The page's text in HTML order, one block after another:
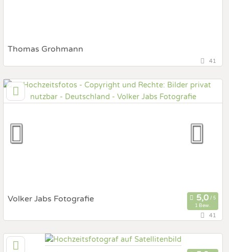
Thomas Grohmann
01127 Dresden, Sachsen, Deutschland
Art des Shootings:
Prewedding Shooting
After Wedding Shooting
Fotobox mit Zubehör
41
Volker Jabs Fotografie
1 Bew.
Art des Shootings:
Prewedding Shooting
41